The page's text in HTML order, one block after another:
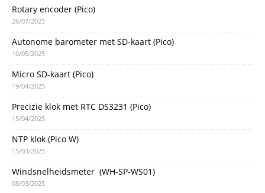
Rotary encoder (Pico)
26/07/2025
Autonome barometer met SD-kaart (Pico)
10/05/2025
Micro SD-kaart (Pico)
19/04/2025
Precizie klok met RTC DS3231 (Pico)
15/04/2025
NTP klok (Pico W)
15/03/2025
Windsnelheidsmeter (WH-SP-WS01)
08/03/2025